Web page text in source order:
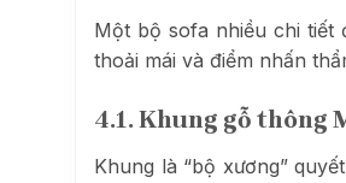
Một bộ sofa nhiều chi tiết
thoải mái và điểm nhấn
4.1. Khung gỗ thông
Khung là “bộ xương”